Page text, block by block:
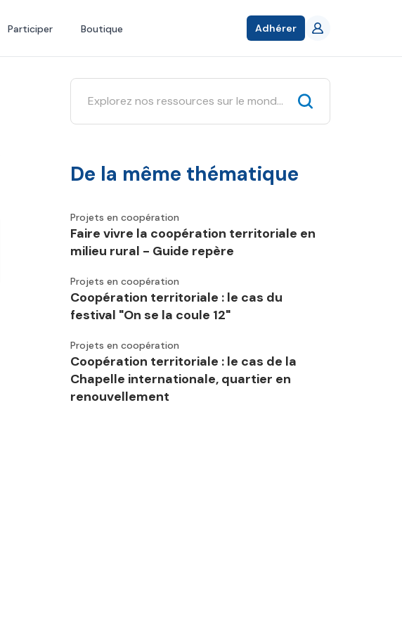
Participer Boutique Adhérer
De la même thématique
Projets en coopération
Faire vivre la coopération territoriale en
milieu rural - Guide repère
Projets en coopération
Coopération territoriale : le cas du
festival "On se la coule 12"
Projets en coopération
Coopération territoriale : le cas de la
Chapelle internationale, quartier en
renouvellement